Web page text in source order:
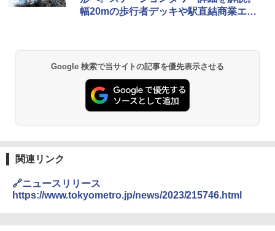
幅20mの歩行者デッキや駅直結商業エリ
Google 検索で当サイトの記事を優先表示させる
関連リンク
🔗ニュースリリース
https://www.tokyometro.jp/news/2023/215746.html